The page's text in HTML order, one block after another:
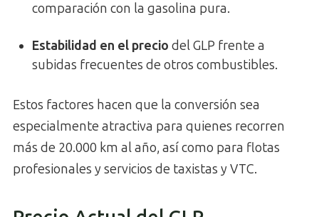
comparación con la gasolina pura.
Estabilidad en el precio del GLP frente a
subidas frecuentes de otros combustibles.
Estos factores hacen que la conversión sea
especialmente atractiva para quienes recorren
más de 20.000 km al año, así como para flotas
profesionales y servicios de taxistas y VTC.